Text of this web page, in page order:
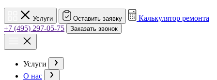
Услуги Оставить заявку
Калькулятор ремонта
+7 (495) 297-05-75
Заказать звонок
Услуги
О нас